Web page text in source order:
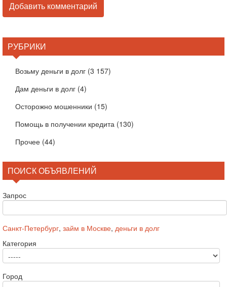
РУБРИКИ
Возьму деньги в долг (3 157)
Дам деньги в долг (4)
Осторожно мошенники (15)
Помощь в получении кредита (130)
Прочее (44)
ПОИСК ОБЪЯВЛЕНИЙ
Запрос
Санкт-Петербург, займ в Москве, деньги в долг
Категория
Город